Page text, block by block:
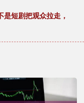
短剧把观众拉走，